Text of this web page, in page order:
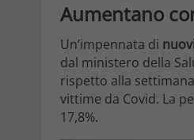
Aumentano
Un’impennata di
dal ministero della
rispetto alla
vittime da Covid. La
17,8%.